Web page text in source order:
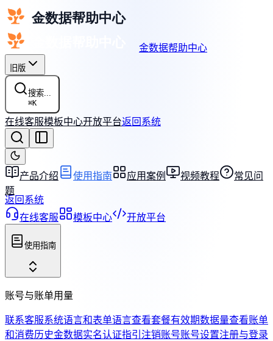
金数据帮助中心
旧版
搜索...
⌘K
在线客服模板中心开放平台返回系统
产品介绍 使用指南 应用案例 视频教程
常见问
题
返回系统
在线客服
模板中心 开放平台
使用指南
账号与账单用量
联系客服系统语言和表单语言查看套餐有效期数据量查看账单
和消费历史金数据实名认证指引注销账号账号设置注册与登录